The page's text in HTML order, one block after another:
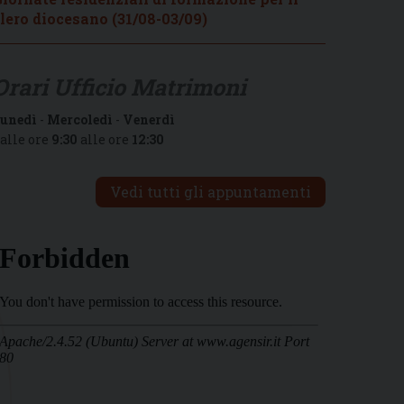
diocesano (31/08-03/09)
- Mercoledì - Venerdì
ore 9:30 alle ore 12:30
Vedi tutti gli appuntamenti